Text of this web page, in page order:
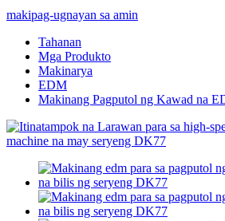
makipag-ugnayan sa amin
Tahanan
Mga Produkto
Makinarya
EDM
Makinang Pagputol ng Kawad na